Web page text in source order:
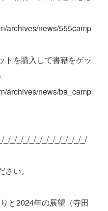
archives/news/555camp
トを購入して書籍をゲッ
archives/news/ba_camp
_/_/_/_/_/_/_/_/_/_/_/_/_/
い。
と2024年の展望（寺田